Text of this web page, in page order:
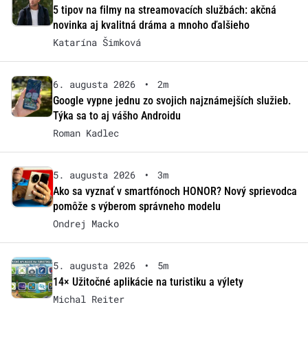
5 tipov na filmy na streamovacích službách: akčná
novinka aj kvalitná dráma a mnoho ďalšieho
Katarína Šimková
6. augusta 2026 •
2m
Google vypne jednu zo svojich najznámejších služieb.
Týka sa to aj vášho Androidu
Roman Kadlec
5. augusta 2026 •
3m
Ako sa vyznať v smartfónoch HONOR? Nový sprievodca
pomôže s výberom správneho modelu
Ondrej Macko
5. augusta 2026 •
5m
14× Užitočné aplikácie na turistiku a výlety
Michal Reiter